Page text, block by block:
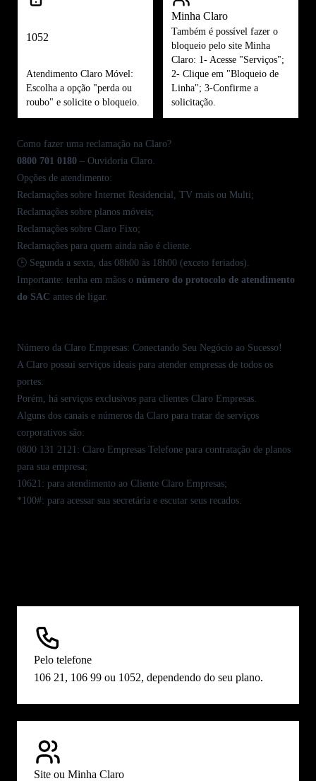
1052
Atendimento Claro Móvel:
Escolha a opção "perda ou
roubo" e solicite o bloqueio.
Minha Claro
Também é possível fazer o
bloqueio pelo site Minha
Claro: 1- Acesse "Serviços";
2- Clique em "Bloqueio de
Linha"; 3-Confirme a
solicitação.
Como fazer uma reclamação na Claro?
0800 701 0180 – Ouvidoria Claro
Opções de atendimento:
Reclamações sobre Internet Residencial TV mais ou Multi;
Reclamações sobre planos móveis;
Reclamações sobre Claro Fixo;
Reclamações para quem ainda não é cliente.
🕒 Segunda a sexta, das 08h00 às 18h00 (exceto feriados).
Importante: tenha em mãos o número do protocolo de atendimento
do SAC antes de ligar.
Número da Claro Empresas: Conectando Seu Negócio ao Sucesso!
A Claro possui serviços ideais para atender empresas de todos os
portes.
Porém, há serviços exclusivos para clientes Claro Empresas
Alguns dos canais e números da Claro para tratar de serviços
corporativos são:
0800 131 2121 : Claro Empresas Telefone para contratação de planos
para sua empresa;
10621 : para atendimento ao Cliente Claro Empresas;
*100#: para acessar sua secretária e escutar seus recados.
Pelo telefone
106 21, 106 99 ou 1052, dependendo do seu plano.
Site ou Minha Claro